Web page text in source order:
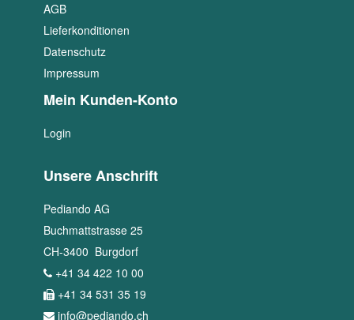
AGB
Lieferkonditionen
Datenschutz
Impressum
Mein Kunden-Konto
Login
Unsere Anschrift
Pediando AG
Buchmattstrasse 25
CH-3400 Burgdorf
+41 34 422 10 00
+41 34 531 35 19
info@pediando.ch